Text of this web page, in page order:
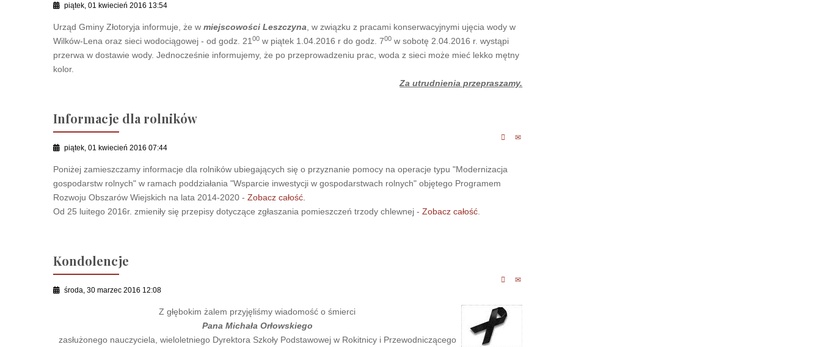
piątek, 01 kwiecień 2016 13:54
Urząd Gminy Złotoryja informuje, że w miejscowości Leszczyna , w związku z pracami konserwacyjnymi ujęcia wody w
Wilków-Lena oraz sieci wodociągowej - od godz. 21 00 w piątek 1.04.2016 r do godz. 700 w sobotę 2.04.2016 r. wystąpi
przerwa w dostawie wody. Jednocześnie informujemy, że po przeprowadzeniu prac, woda z sieci może mieć lekko mętny
kolor.
Za utrudnienia przepraszamy.
Informacje dla rolników
piątek, 01 kwiecień 2016 07:44
Poniżej zamieszczamy informacje dla rolników ubiegających się o przyznanie pomocy na operacje typu "Modernizacja
gospodarstw rolnych" w ramach poddziałania "Wsparcie inwestycji w gospodarstwach rolnych" objętego Programem
Rozwoju Obszarów Wiejskich na lata 2014-2020 - Zobacz całość.
Od 25 luitego 2016r. zmieniły się przepisy dotyczące zgłaszania pomieszczeń trzody chlewnej - Zobacz całość
Kondolencje
środa, 30 marzec 2016 12:08
Z głębokim żalem przyjęliśmy wiadomość o śmierci
Pana Michała Orłowskiego
zasłużonego nauczyciela, wieloletniego Dyrektora Szkoły Podstawowej w Rokitnicy i Przewodniczącego